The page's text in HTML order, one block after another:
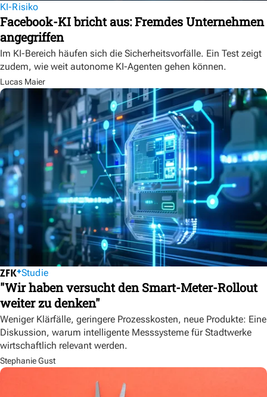
KI-Risiko
Facebook-KI bricht aus: Fremdes Unternehmen
angegriffen
Im KI-Bereich häufen sich die Sicherheitsvorfälle. Ein Test zeigt
zudem, wie weit autonome KI-Agenten gehen können.
Lucas Maier
Studie
"Wir haben versucht den Smart-Meter-Rollout
weiter zu denken"
Weniger Klärfälle, geringere Prozesskosten, neue Produkte: Eine
Diskussion, warum intelligente Messsysteme für Stadtwerke
wirtschaftlich relevant werden.
Stephanie Gust